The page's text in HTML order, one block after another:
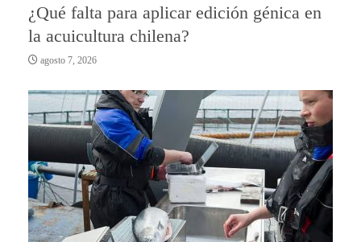
¿Qué falta para aplicar edición génica en
la acuicultura chilena?
agosto 7, 2026